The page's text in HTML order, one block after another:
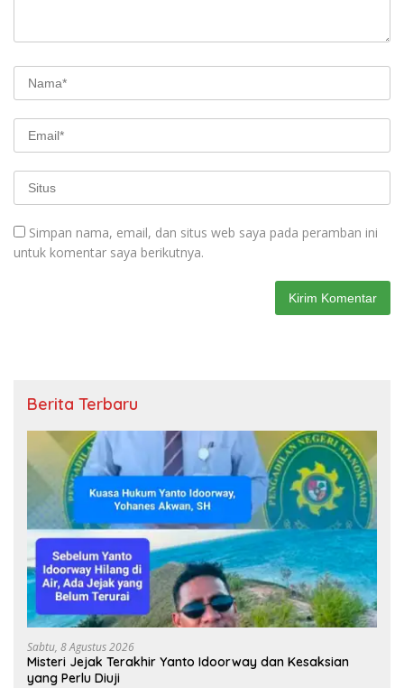
Simpan nama, email, dan situs web saya pada peramban ini
untuk komentar saya berikutnya.
Berita Terbaru
Sabtu, 8 Agustus 2026
Misteri Jejak Terakhir Yanto Idoorway dan Kesaksian
yang Perlu Diuji